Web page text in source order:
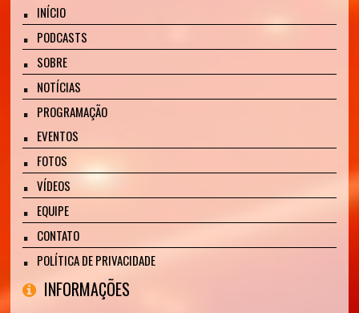
INÍCIO
PODCASTS
SOBRE
NOTÍCIAS
PROGRAMAÇÃO
EVENTOS
FOTOS
VÍDEOS
EQUIPE
CONTATO
POLÍTICA DE PRIVACIDADE
INFORMAÇÕES